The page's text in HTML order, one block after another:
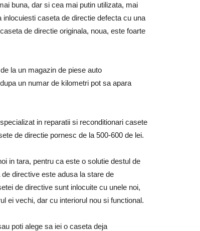
buna, dar si cea mai putin utilizata, mai
caseta de directie defecta cu una
de directie originala, noua, este foarte
la un magazin de piese auto
un numar de kilometri pot sa apara
in reparatii si reconditionari casete
de directie pornesc de la 500-600 de lei.
in tara, pentru ca este o solutie destul de
directive este adusa la stare de
de directive sunt inlocuite cu unele noi,
ei vechi, dar cu interiorul nou si functional.
poti alege sa iei o caseta deja